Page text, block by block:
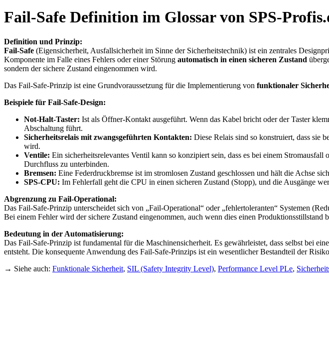
Fail-Safe Definition im Glossar von SPS-
Definition und Prinzip:
Fail-Safe (Eigensicherheit, Ausfallsicherheit im Sinne der Sicherheitstechnik) ist ein zentrales
Komponente im Falle eines Fehlers oder einer Störung automatisch in einen sicheren Zustand
sondern der sichere Zustand eingenommen wird.
Das Fail-Safe-Prinzip ist eine Grundvoraussetzung für die Implementierung von funktionaler
Beispiele für Fail-Safe-Design:
Not-Halt-Taster: Ist als Öffner-Kontakt ausgeführt. Wenn das Kabel bricht oder der Taster
Abschaltung führt.
Sicherheitsrelais mit zwangsgeführten Kontakten: Diese Relais sind so konstruiert, dass sie
wird.
Ventile: Ein sicherheitsrelevantes Ventil kann so konzipiert sein, dass es bei einem
Durchfluss zu unterbinden.
Bremsen: Eine Federdruckbremse ist im stromlosen Zustand geschlossen und hält die Achse
SPS-CPU: Im Fehlerfall geht die CPU in einen sicheren Zustand (Stopp), und die Ausgänge
Abgrenzung zu Fail-Operational:
Das Fail-Safe-Prinzip unterscheidet sich von „Fail-Operational“ oder „fehlertoleranten“ Systemen
Bei einem Fehler wird der sichere Zustand eingenommen, auch wenn dies einen
Bedeutung in der Automatisierung:
Das Fail-Safe-Prinzip ist fundamental für die Maschinensicherheit. Es gewährleistet, dass selbst bei
entsteht. Die konsequente Anwendung des Fail-Safe-Prinzips ist ein wesentlicher Bestandteil der
→ Siehe auch: Funktionale Sicherheit, SIL (Safety Integrity Level), Performance Level PLe,